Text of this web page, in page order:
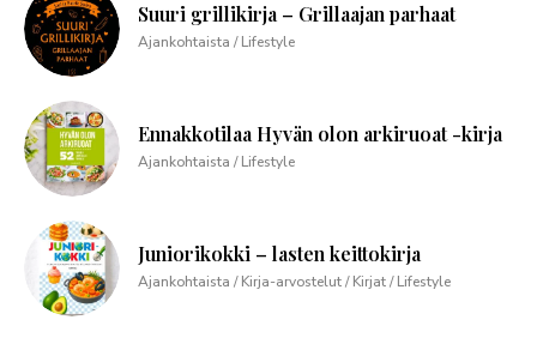
Suuri grillikirja – Grillaajan parhaat
Ajankohtaista / Lifestyle
Ennakkotilaa Hyvän olon arkiruoat -kirja
Ajankohtaista / Lifestyle
Juniorikokki – lasten keittokirja
Ajankohtaista / Kirja-arvostelut / Kirjat / Lifestyle